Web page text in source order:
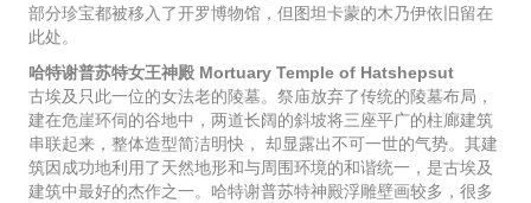
部分珍宝都被移入了开罗博物馆，但图坦卡蒙的木乃伊依旧留在
此处。
哈特谢普苏特女王神殿 Mortuary Temple of Hatshepsut
古埃及只此一位的女法老的陵墓。祭庙放弃了传统的陵墓布局，
建在危崖环伺的谷地中，两道长阔的斜坡将三座平广的柱廊建筑
串联起来，整体造型简洁明快， 却显露出不可一世的气势。其建
筑因成功地利用了天然地形和与周围环境的和谐统一，是古埃及
建筑中最好的杰作之一。哈特谢普苏特神殿浮雕壁画较多，很多